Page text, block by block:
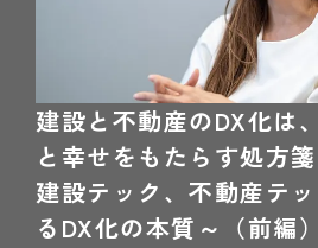
建設と不動産のDX化は
と幸せをもたらす処方
建設テック、不動産テ
るDX化の本質～（前編）